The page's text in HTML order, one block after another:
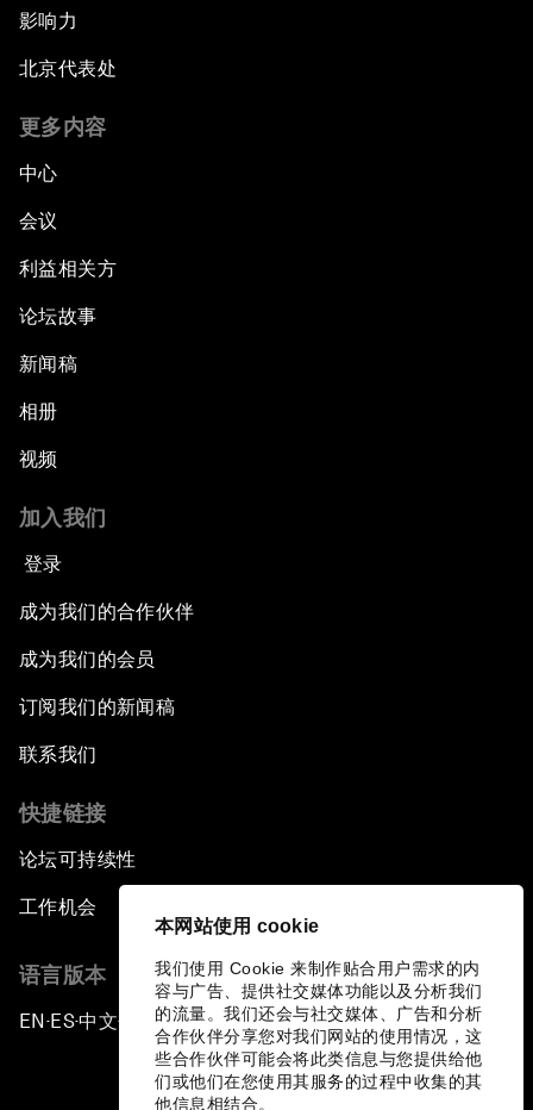
本网站使用 cookie
我们使用 Cookie 来制作贴合用户需求的内
容与广告、提供社交媒体功能以及分析我们
的流量。我们还会与社交媒体、广告和分析
合作伙伴分享您对我们网站的使用情况，这
些合作伙伴可能会将此类信息与您提供给他
们或他们在您使用其服务的过程中收集的其
他信息相结合。
影响力
北京代表处
更多内容
中心
会议
利益相关方
论坛故事
新闻稿
相册
视频
加入我们
登录
成为我们的合作伙伴
成为我们的会员
订阅我们的新闻稿
联系我们
快捷链接
论坛可持续性
工作机会
语言版本
EN ▪ ES▪中文▪ 日本語